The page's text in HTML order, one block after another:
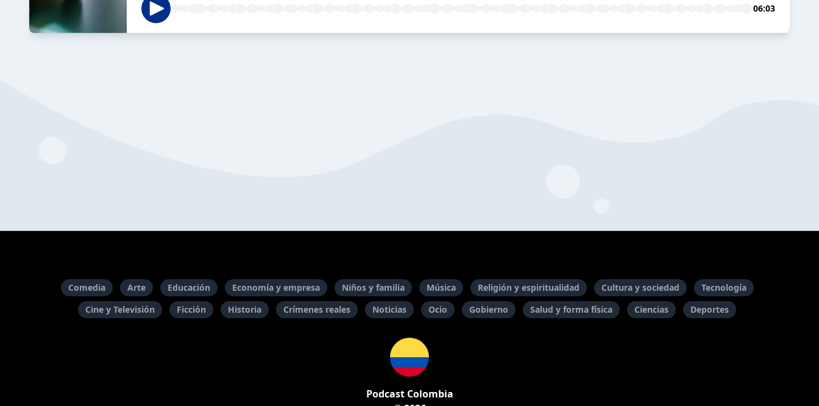
06:03
Comedia Arte Educación Economía y empresa Niños y familia Música Religión y espiritualidad Cultura y sociedad
Tecnología
Cine y Televisión
Ficción Historia Crímenes reales Noticias Ocio Gobierno Salud y forma física Ciencias Deportes
Podcast Colombia